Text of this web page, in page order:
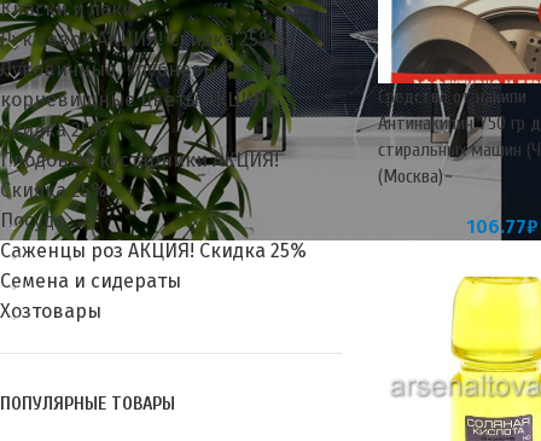
Краски и лаки
Лук севок АКЦИЯ! Скидка 25%
Луковичные, клубневые,
корневищные цветы АКЦИЯ!
Скидка 25%
Плодовые кустарники АКЦИЯ!
Скидка 25%
Посуда
Саженцы роз АКЦИЯ! Скидка 25%
Семена и сидераты
Хозтовары
ПОПУЛЯРНЫЕ ТОВАРЫ
Средство от накипи
Антинакипин 750 гр
стиральных машин
(Москва)
106.77₽